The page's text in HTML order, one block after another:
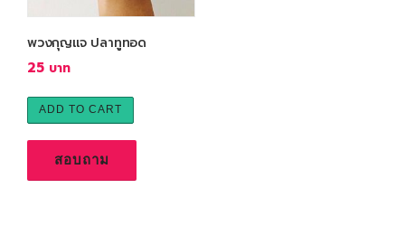
พวงกุญแจ ปลาทูทอด
25
ADD TO CART
สอบถาม